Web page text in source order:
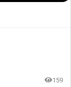
159